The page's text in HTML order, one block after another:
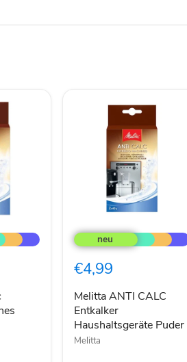
ANTI
CALC
Haushaltsgeräte
€4,99
Melitta ANTI CALC
Entkalker
Haushaltsgeräte Puder
Melitta